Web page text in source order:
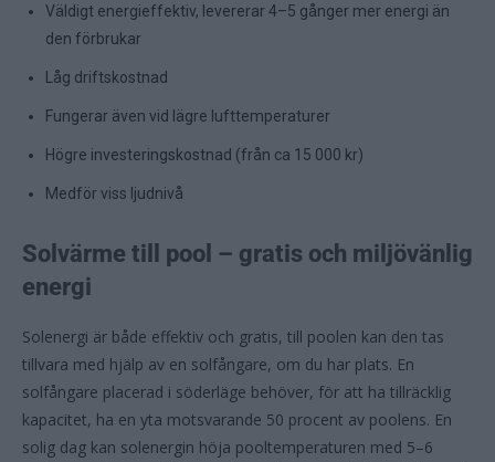
Väldigt energieffektiv, levererar 4–5 gånger mer energi än
den förbrukar
Låg driftskostnad
Fungerar även vid lägre lufttemperaturer
Högre investeringskostnad (från ca 15 000 kr)
Medför viss ljudnivå
Solvärme till pool – gratis och miljövänlig
energi
Solenergi är både effektiv och gratis, till poolen kan den tas
tillvara med hjälp av en solfångare, om du har plats. En
solfångare placerad i söderläge behöver, för att ha tillräcklig
kapacitet, ha en yta motsvarande 50 procent av poolens. En
solig dag kan solenergin höja pooltemperaturen med 5–6